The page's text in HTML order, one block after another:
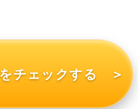
チェックする ＞